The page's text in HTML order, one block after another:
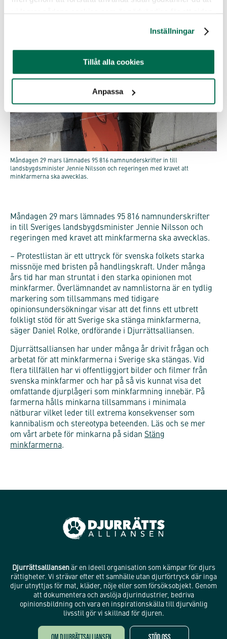
Inställningar
Tillåt alla cookies
Anpassa
Måndagen 29 mars lämnades 95 816 namnunderskrifter in till
landsbygdsminister Jennie Nilsson och regeringen med kravet att
minkfarmerna ska avvecklas.
Måndagen 29 mars lämnades 95 816 namnunderskrifter
in till Sveriges landsbygdsminister Jennie Nilsson och
regeringen med kravet att minkfarmerna ska avvecklas.
– Protestlistan är ett uttryck för svenska folkets starka
missnöje med bristen på handlingskraft. Under många
års tid har man struntat i den starka opinionen mot
minkfarmer. Överlämnandet av namnlistorna är en tydlig
markering som tillsammans med tidigare
opinionsundersökningar visar att det finns ett utbrett
folkligt stöd för att Sverige ska stänga minkfarmerna,
säger Daniel Rolke, ordförande i Djurrättsalliansen.
Djurrättsalliansen har under många år drivit frågan och
arbetat för att minkfarmerna i Sverige ska stängas. Vid
flera tillfällen har vi offentliggjort bilder och filmer från
svenska minkfarmer och har på så vis kunnat visa det
omfattande djurplågeri som minkfarmning innebär. På
farmerna hålls minkarna tillsammans i minimala
nätburar vilket leder till extrema konsekvenser som
kannibalism och stereotypa beteenden. Läs och se mer
om vårt arbete för minkarna på sidan Stäng
minkfarmerna.
Djurrättsalliansenär en ideell organisation som kämpar för djurs
rättigheter. Vi strävar efter ett samhälle utan djurförtryck där inga
djur utnyttjas för mat, kläder, nöje eller som försöksobjekt. Genom
att dokumentera och avslöja djurindustrier, bedriva
opinionsbildning och vara en inspirationskälla till djurvänlig
livsstil gör vi skillnad för djuren.